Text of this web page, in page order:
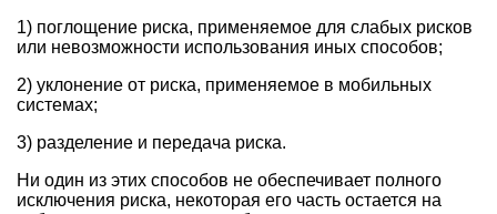
1) поглощение риска, применяемое для слабых рисков
или невозможности использования иных способов;
2) уклонение от риска, применяемое в мобильных
системах;
3) разделение и передача риска.
Ни один из этих способов не обеспечивает полного
исключения риска, некоторая его часть остается на